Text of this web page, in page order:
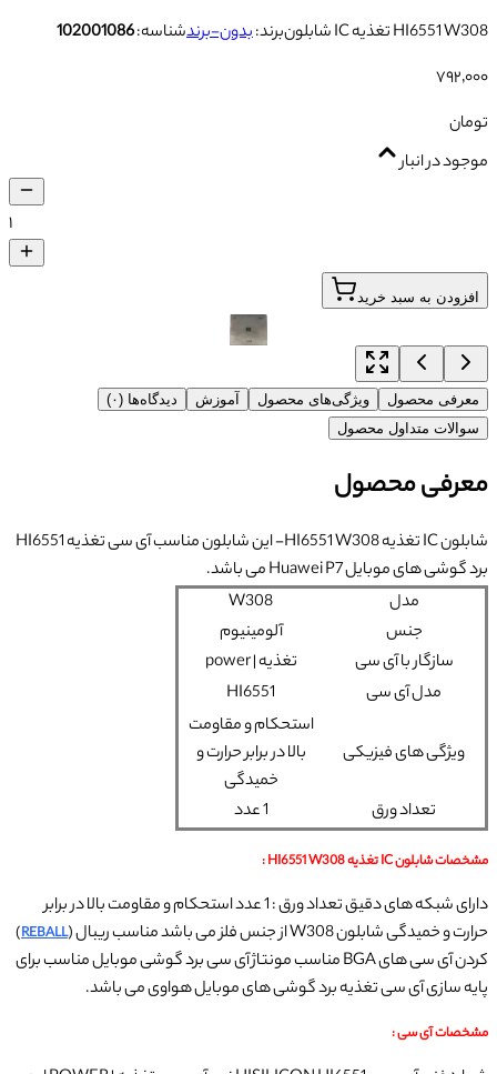
شابلون IC تغذیه HI6551 W308
برند:بدون-برندشناسه:102001086
۷۹۲٬۰۰۰
تومان
موجود در انبار
۱
افزودن به سبد خرید
معرفی محصول ویژگی‌های محصول آموزش
دیدگاه‌ها (۰)
سوالات متداول محصول
معرفی محصول
شابلون IC تغذیه HI6551 W308- این شابلون مناسب آی سی تغذیه HI6551
برد گوشی های موبایل Huawei P7 می باشد.
مدل
W308
جنس
آلومینیوم
سازگار با آی سی
تغذیه | power
مدل آی سی
HI6551
ویژگی های فیزیکی
استحکام و مقاومت
بالا در برابر حرارت و
خمیدگی
تعداد ورق
1 عدد
مشخصات شابلون IC تغذیه HI6551 W308 :
دارای شبکه های دقیق تعداد ورق : 1 عدد استحکام و مقاومت بالا در برابر
حرارت و خمیدگی شابلون W308 از جنس فلز می باشد مناسب ریبال (
REBALL
)
کردن آی سی های BGA مناسب مونتاژ آی سی برد گوشی موبایل مناسب برای
پایه سازی آی سی تغذیه برد گوشی های موبایل هواوی می باشد.
مشخصات آی سی :